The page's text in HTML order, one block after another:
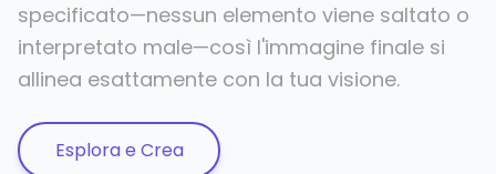
specificato—nessun elemento viene saltato o
interpretato male—così l'immagine finale si
allinea esattamente con la tua visione.
Esplora e Crea